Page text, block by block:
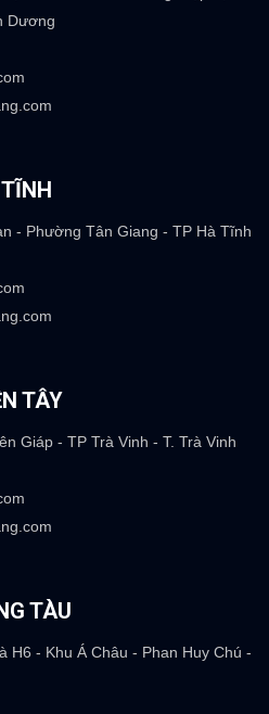
DƯƠNG
Dương
- Phường Tân Giang - TP Hà Tĩnh
Giáp - TP Trà Vinh - T. Trà Vinh